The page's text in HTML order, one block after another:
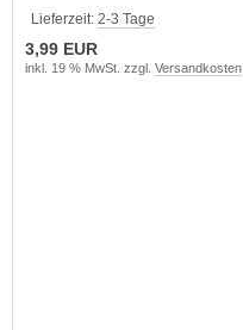
Lieferzeit: 2-3 Tage
3,99 EUR
inkl. 19 % MwSt. zzgl. Versandkosten